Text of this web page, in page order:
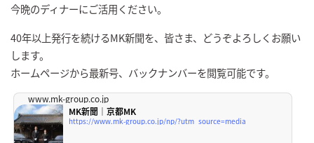
今晩のディナーにご活用ください。
40年以上発行を続けるMK新聞を、皆さま、どうぞよろしくお願い
します。
ホームページから最新号、バックナンバーを閲覧可能です。
www.mk-group.co.jp
MK新聞｜京都MK
https://www.mk-group.co.jp/np/?utm_source=media